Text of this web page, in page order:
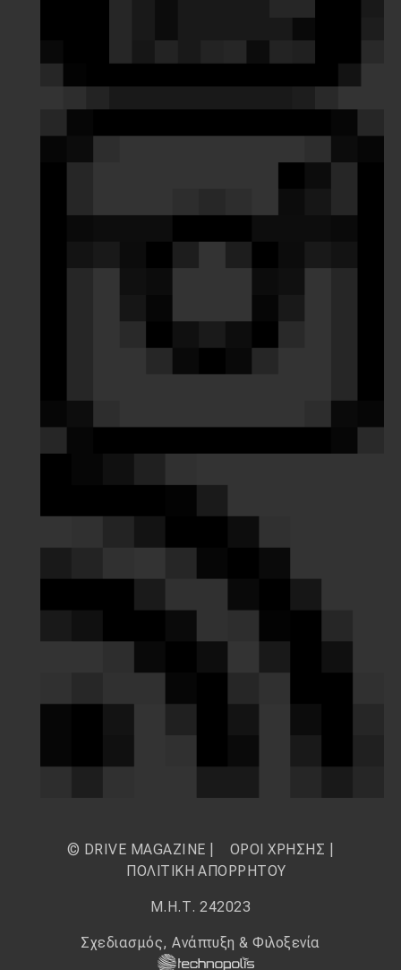
© DRIVE MAGAZINE | ΟΡΟΙ ΧΡΗΣΗΣ
ΠΟΛΙΤΙΚΗ ΑΠΟΡΡΗΤΟΥ
Μ.Η.Τ. 242023
Σχεδιασμός, Ανάπτυξη & Φιλοξενία